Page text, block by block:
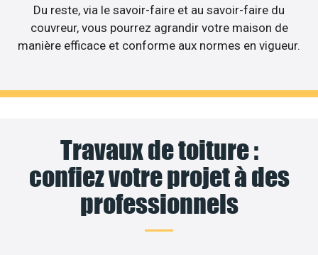
Du reste, via le savoir-faire et au savoir-faire du
couvreur, vous pourrez agrandir votre maison de
manière efficace et conforme aux normes en vigueur.
Travaux de toiture :
confiez votre projet à des
professionnels